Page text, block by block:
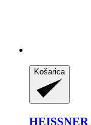
Košarica
HEISSNER